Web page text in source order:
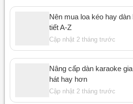
Nên mua loa kéo hay
tiết A-Z
Cập nhật 2 tháng trước
Nâng cấp dàn karaoke
hát hay hơn
Cập nhật 2 tháng trước